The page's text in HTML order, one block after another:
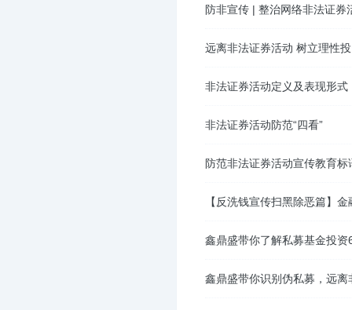
防非宣传 | 整治网络非法证券
远离非法证券活动 树立理性
非法证券活动定义及表现形式
非法证券活动防范“四看”
防范非法证券活动宣传教育标
【反洗钱宣传扫黑除恶篇】
鑫鼎盛带你了解私募基金投资
鑫鼎盛带你识别伪私募，远离